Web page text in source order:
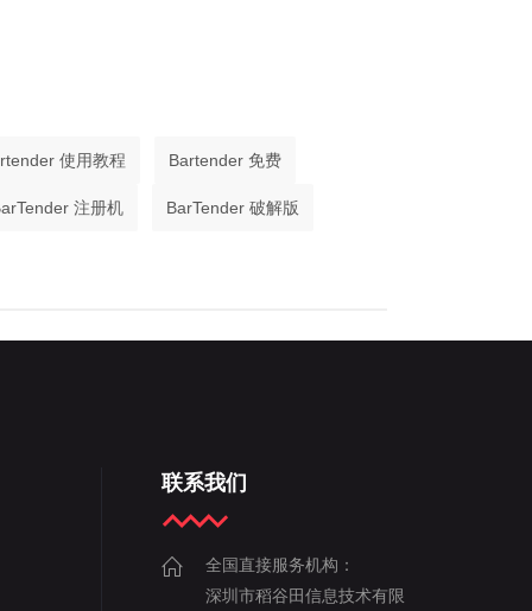
使用教程 Bartender 免费
注册机 BarTender 破解版
联系我们
全国直接服务机构：
深圳市稻谷田信息技术有限